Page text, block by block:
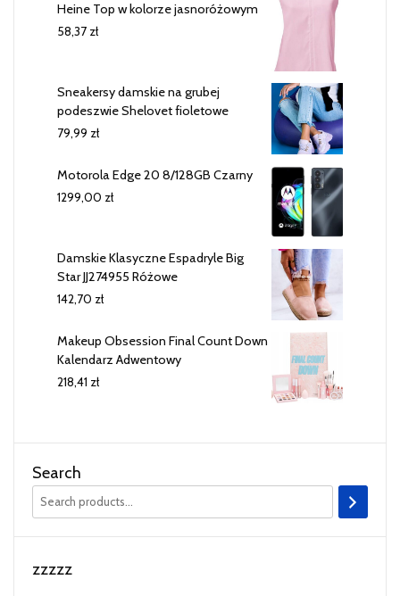
Heine Top w kolorze jasnoróżowym
58,37 zł
Sneakersy damskie na grubej
podeszwie Shelovet fioletowe
79,99 zł
Motorola Edge 20 8/128GB Czarny
1299,00 zł
Damskie Klasyczne Espadryle Big
Star JJ274955 Różowe
142,70 zł
Makeup Obsession Final Count Down
Kalendarz Adwentowy
218,41 zł
Search
zzzzz